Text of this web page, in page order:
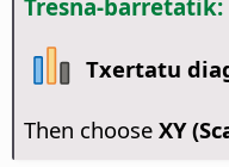
Tresna-barretatik:
Txertatu
Then choose XY